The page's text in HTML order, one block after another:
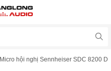
Micro hội nghị Sennheiser SDC 8200 D